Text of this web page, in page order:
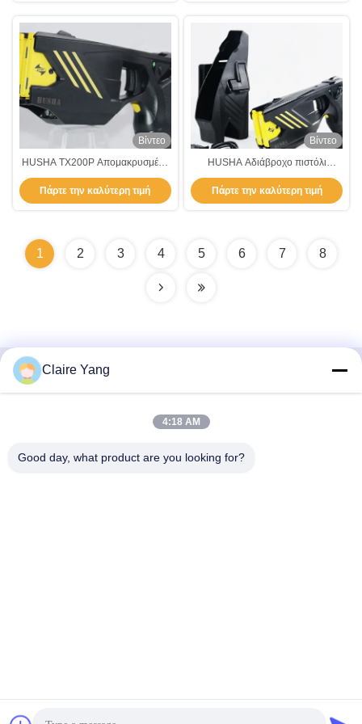
Βίντεο
HUSHA TX200P Απομακρυσμένο
σύστημα συγκράτησης Δύο
φυσίγγια IP57 Ανερόπλεκτο όπλο
για την επιβολή του νόμου
Πάρτε την καλύτερη τιμή
Βίντεο
HUSHA Αδιάβροχο πιστόλι
αναισθητοποίησης IP57 με διπλά
φυσίγγια και τάση εξόδου 55±5 KV
για την επιβολή του νόμου
Πάρτε την καλύτερη τιμή
1 2 3 4 5 6 7 8
Γρήγορη επικοινωνία
Κοινότητα Qinghu, Περιοχή Longhua, Πόλη Shenzhen,
2024-2026 HUSHA GROUP . Διατηρούνται όλα τα πνευματικά
Claire Yang
4:18 AM
Good day, what product are you looking for?